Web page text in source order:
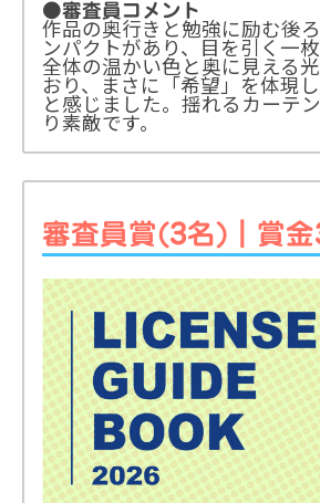
●審査員コメント
作品の奥行きと勉強に励む後
ンパクトがあり、目を引く一枚
全体の温かい色と奥に見える
おり、まさに「希望」を体現
と感じました。揺れるカーテ
り素敵です。
審査員賞(3名)｜賞金
第4回『ライセンスガイドブック
ンペ』審査結果
受賞者一覧
グランプリ 表紙デザイン採用｜賞